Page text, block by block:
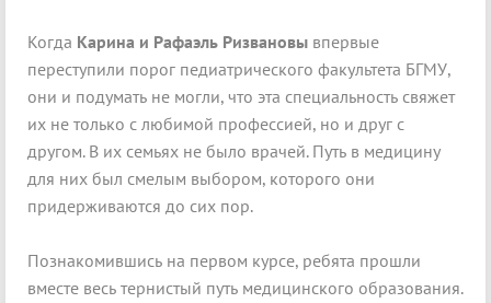
Когда Карина и Рафаэль Ризвановы впервые
переступили порог педиатрического факультета БГМУ,
они и подумать не могли, что эта специальность свяжет
их не только с любимой профессией, но и друг с
другом. В их семьях не было врачей. Путь в медицину
для них был смелым выбором, которого они
придерживаются до сих пор.
Познакомившись на первом курсе, ребята прошли
вместе весь тернистый путь медицинского образования.